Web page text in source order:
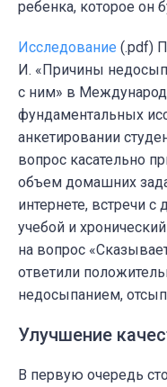
ребенка, которое он
Исследование (.pdf)
И. «Причины
с ним» в
фундаментальных
анкетировании
вопрос касательно
объем домашних
интернете, встречи
учебой и
на вопрос «
ответили
недосыпанием,
Улучшение
В первую очередь